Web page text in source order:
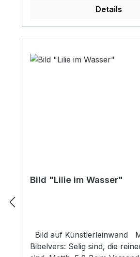
Details
Bild "Lilie im Wasser"
Bild auf Künstlerleinwand Mit dem
Bibelvers: Selig sind, die